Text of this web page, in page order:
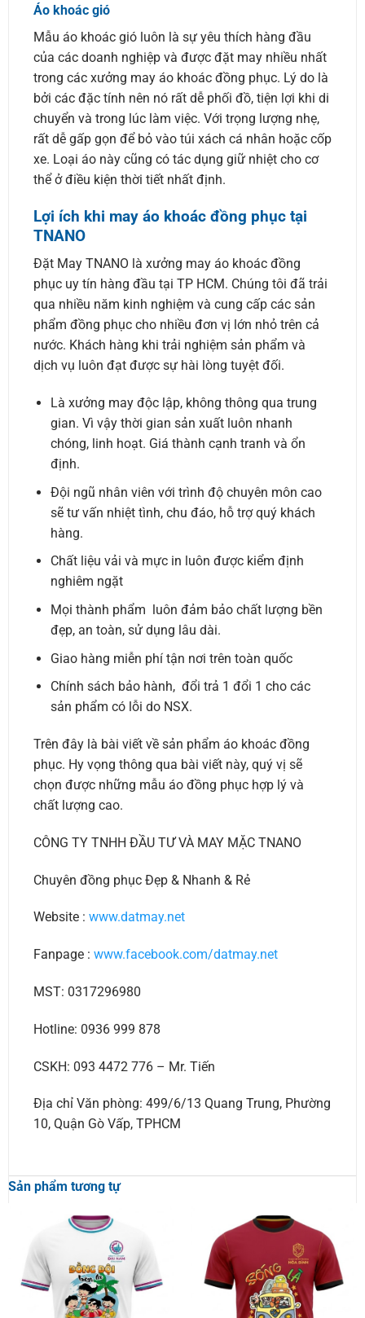
Áo khoác gió
Mẫu áo khoác gió luôn là sự yêu thích hàng đầu
của các doanh nghiệp và được đặt may nhiều nhất
trong các xưởng may áo khoác đồng phục. Lý do là
bởi các đặc tính nên nó rất dễ phối đồ, tiện lợi khi di
chuyển và trong lúc làm việc. Với trọng lượng nhẹ,
rất dễ gấp gọn để bỏ vào túi xách cá nhân hoặc cốp
xe. Loại áo này cũng có tác dụng giữ nhiệt cho cơ
thể ở điều kiện thời tiết nhất định.
Lợi ích khi may áo khoác đồng phục tại
TNANO
Đặt May TNANO là xưởng may áo khoác đồng
phục uy tín hàng đầu tại TP HCM. Chúng tôi đã trải
qua nhiều năm kinh nghiệm và cung cấp các sản
phẩm đồng phục cho nhiều đơn vị lớn nhỏ trên cả
nước. Khách hàng khi trải nghiệm sản phẩm và
dịch vụ luôn đạt được sự hài lòng tuyệt đối.
Là xưởng may độc lập, không thông qua trung
gian. Vì vậy thời gian sản xuất luôn nhanh
chóng, linh hoạt. Giá thành cạnh tranh và ổn
định.
Đội ngũ nhân viên với trình độ chuyên môn cao
sẽ tư vấn nhiệt tình, chu đáo, hỗ trợ quý khách
hàng.
Chất liệu vải và mực in luôn được kiểm định
nghiêm ngặt
Mọi thành phẩm luôn đảm bảo chất lượng bền
đẹp, an toàn, sử dụng lâu dài.
Giao hàng miễn phí tận nơi trên toàn quốc
Chính sách bảo hành, đổi trả 1 đổi 1 cho các
sản phẩm có lỗi do NSX.
Trên đây là bài viết về sản phẩm áo khoác đồng
phục. Hy vọng thông qua bài viết này, quý vị sẽ
chọn được những mẫu áo đồng phục hợp lý và
chất lượng cao.
CÔNG TY TNHH ĐẦU TƯ VÀ MAY MẶC TNANO
Chuyên đồng phục Đẹp & Nhanh & Rẻ
Website : www.datmay.net
Fanpage : www.facebook.com/datmay.net
MST: 0317296980
Hotline: 0936 999 878
CSKH: 093 4472 776 – Mr. Tiến
Địa chỉ Văn phòng: 499/6/13 Quang Trung, Phường
10, Quận Gò Vấp, TPHCM
Sản phẩm tương tự